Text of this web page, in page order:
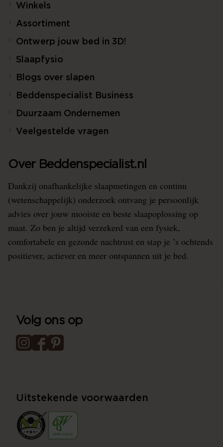
Winkels
Assortiment
Ontwerp jouw bed in 3D!
Slaapfysio
Blogs over slapen
Beddenspecialist Business
Duurzaam Ondernemen
Veelgestelde vragen
Over Beddenspecialist.nl
Dankzij onafhankelijke slaapmetingen en continu
(wetenschappelijk) onderzoek ontvang je persoonlijk
advies over jouw mooiste en beste slaapoplossing op
maat. Zo ben je altijd verzekerd van een fysiek,
comfortabele en gezonde nachtrust en stap je ’s ochtends
positiever, actiever en meer ontspannen uit je bed.
Volg ons op
Uitstekende voorwaarden